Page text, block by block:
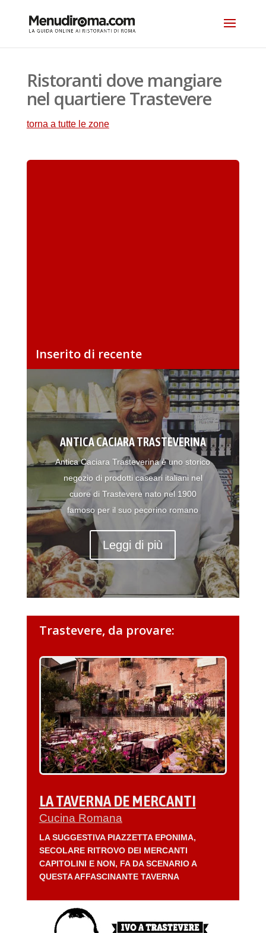
Ristoranti dove mangiare
nel quartiere Trastevere
torna a tutte le zone
Inserito di recente
ANTICA CACIARA TRASTEVERINA
Antica Caciara Trasteverina è uno storico
negozio di prodotti caseari italiani nel
cuore di Trastevere nato nel 1900
famoso per il suo pecorino romano
Leggi di più
Trastevere, da provare:
LA TAVERNA DE MERCANTI
Cucina Romana
LA SUGGESTIVA PIAZZETTA EPONIMA,
SECOLARE RITROVO DEI MERCANTI
CAPITOLINI E NON, FA DA SCENARIO A
QUESTA AFFASCINANTE TAVERNA